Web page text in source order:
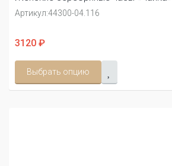
Артикул:44300-04.116
3120 ₽
Выбрать опцию